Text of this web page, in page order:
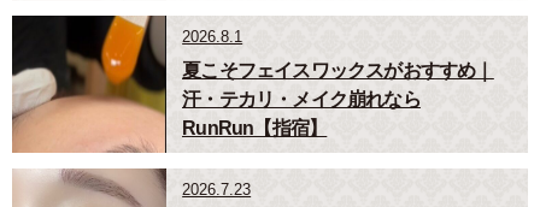
2026.8.1
夏こそフェイスワックスがおすすめ｜
汗・テカリ・メイク崩れなら
RunRun【指宿】
2026.7.23